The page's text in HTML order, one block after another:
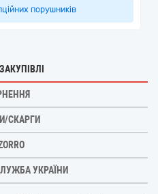
порушників
СКАРГИ
УКРАЇНИ